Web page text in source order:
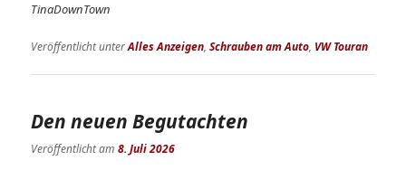
TinaDownTown
Veröffentlicht unterAlles Anzeigen,Schrauben am Auto, VW Touran
Den neuen Begutachten
Veröffentlicht am8. Juli 2026